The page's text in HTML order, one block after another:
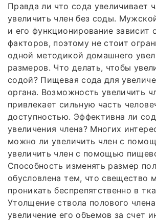
Правда ли что сода увеличивает
увеличить член без соды.
и его функционирование зависит
факторов, поэтому не стоит
одной методикой домашнего
размеров. Что делать, чтобы
содой? Пищевая сода для
органа. Возможность увеличить
привлекает сильную часть
доступностью. Эффективна ли
увеличения члена? Многих
можно ли увеличить член с
увеличить член с помощью
Способность изменять размер
обусловлена тем, что свещество
проникать беспрепятственно в
Утолщение ствола полового
увеличение его объемов за счет